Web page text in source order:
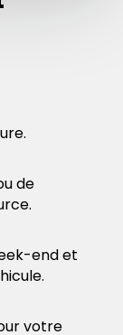
de
end et
votre